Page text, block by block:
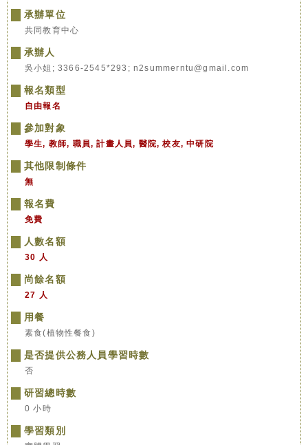
承辦單位
共同教育中心
承辦人
吳小姐; 3366-2545*293; n2summerntu@gmail.com
報名類型
自由報名
參加對象
學生, 教師, 職員, 計畫人員, 醫院, 校友, 中研院
其他限制條件
無
報名費
免費
人數名額
30 人
尚餘名額
27 人
用餐
素食(植物性餐食)
是否提供公務人員學習時數
否
研習總時數
0 小時
學習類別